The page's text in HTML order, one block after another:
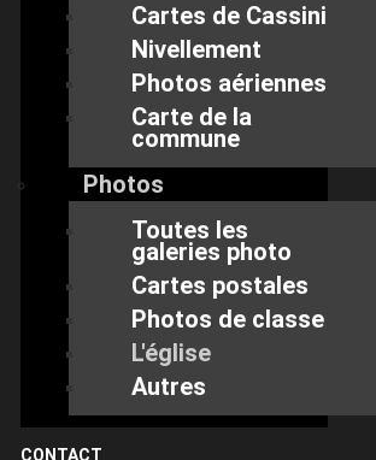
Cartes de Cassini
Nivellement
Photos aériennes
Carte de la
commune
Photos
Toutes les
galeries photo
Cartes postales
Photos de classe
L'église
Autres
CONTACT